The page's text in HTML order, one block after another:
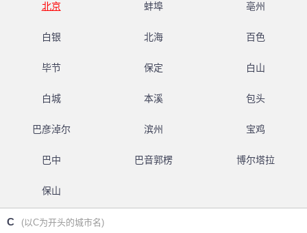
北京 蚌埠 亳州
白银 北海 百色
毕节 保定 白山
白城 本溪 包头
巴彦淖尔 滨州 宝鸡
巴中 巴音郭楞 博尔塔拉
保山
C (以C为开头的城市名)